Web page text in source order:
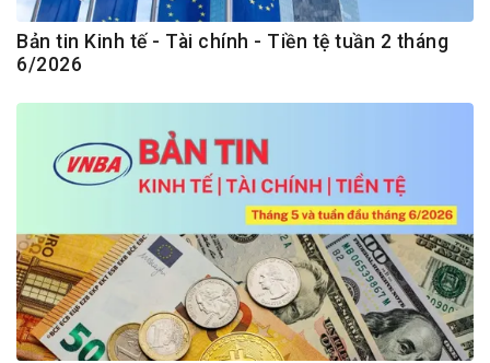
Bản tin Kinh tế - Tài chính - Tiền tệ tuần 2 tháng
6/2026